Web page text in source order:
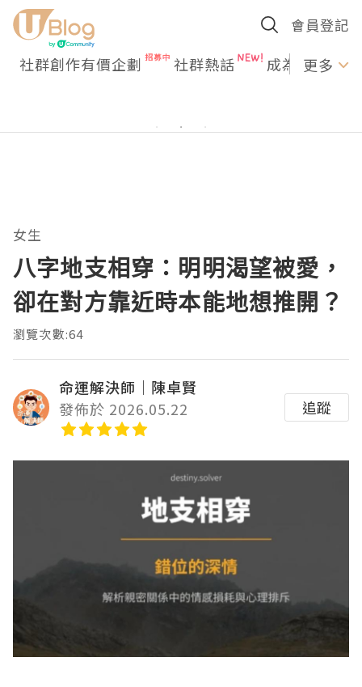
會員登記
社群創作有價企劃 社群熱話 成為U更多
女生
八字地支相穿：明明渴望被愛，
卻在對方靠近時本能地想推開？
瀏覽次數:64
命運解決師｜陳卓賢
發佈於 2026.05.22
追蹤